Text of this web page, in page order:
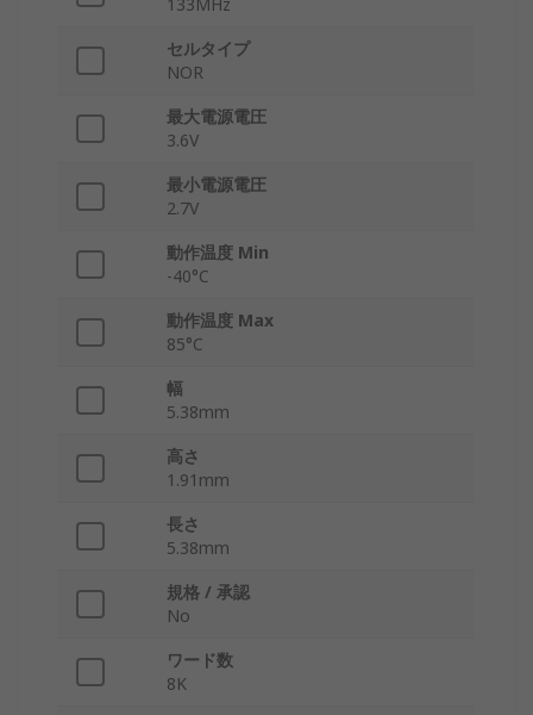
133MHz
セルタイプ
NOR
最大電源電圧
3.6V
最小電源電圧
2.7V
動作温度 Min
-40°C
動作温度 Max
85°C
幅
5.38mm
高さ
1.91mm
長さ
5.38mm
規格 / 承認
No
ワード数
8K